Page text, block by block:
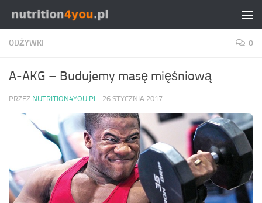
Przejdź do treści
ODŻYWKI 0
A-AKG – Budujemy masę mięśniową
PRZEZ NUTRITION4YOU.PL · 26 STYCZNIA 2017